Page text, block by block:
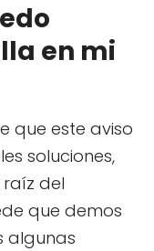
en mi
que este aviso
soluciones,
del
que demos
algunas